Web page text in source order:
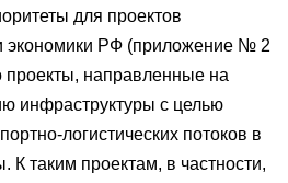
для проектов
экономики РФ (приложение № 2
направленные на
инфраструктуры с целью
логистических потоков в
К таким проектам, в частности,